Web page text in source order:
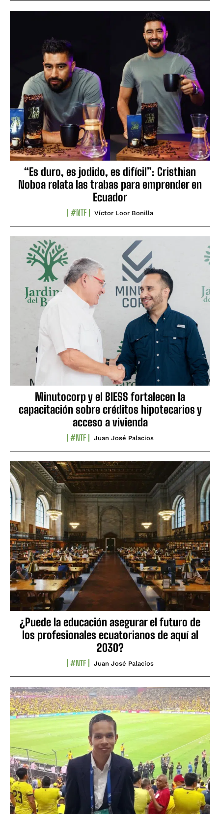
“Es duro, es jodido, es difícil”: Cristhian
Noboa relata las trabas para emprender en
Ecuador
#NTF Víctor Loor Bonilla
Minutocorp y el BIESS fortalecen la
capacitación sobre créditos hipotecarios y
acceso a vivienda
#NTF Juan José Palacios
¿Puede la educación asegurar el futuro de
los profesionales ecuatorianos de aquí al
2030?
#NTF Juan José Palacios